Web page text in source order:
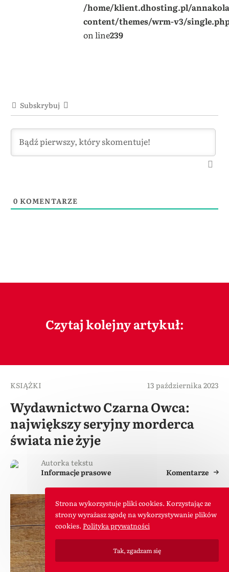
/home/klient.dhosting.pl/
content/themes/wrm-v3/
on line239
Subskrybuj
0 KOMENTARZE
Czytaj kolejny artykuł:
KSIĄŻKI 13 października 2023
Wydawnictwo Czarna Owca:
największy seryjny morderca
świata nie żyje
Autorka tekstu
Informacje prasowe
Komentarze
Strona wykorzystuje pliki cookies. Korzystając ze
strony wyrażasz zgodę na wykorzystywanie plików
cookies. Polityka prywatności
Tak, zgadzam się